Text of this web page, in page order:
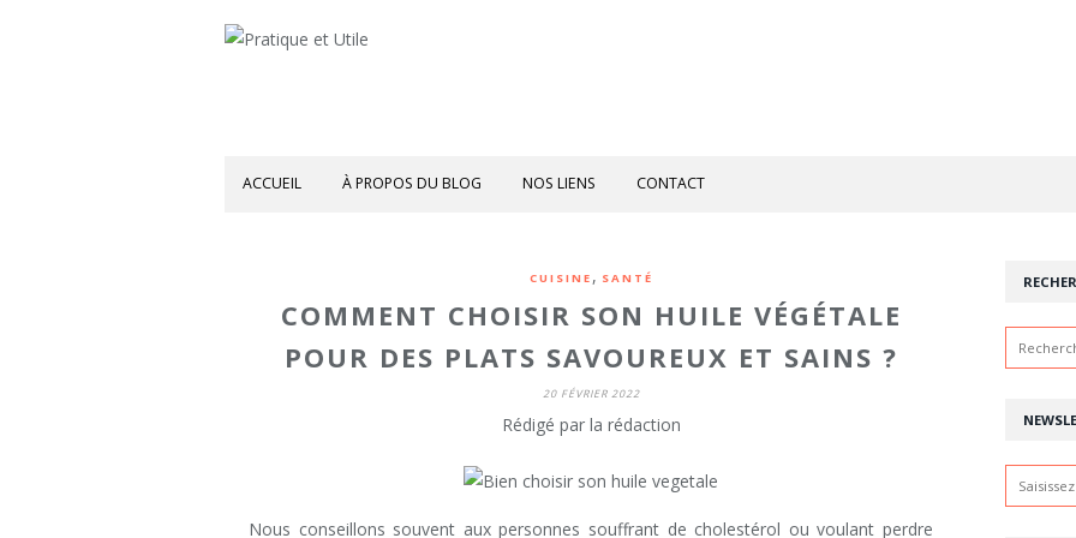
ACCUEIL À PROPOS DU BLOG NOS LIENS CONTACT
CUISINE , SANTÉ
COMMENT CHOISIR SON HUILE VÉGÉTALE
POUR DES PLATS SAVOUREUX ET SAINS ?
20 FÉVRIER 2022
Rédigé par la rédaction
Nous conseillons souvent aux personnes souffrant de cholestérol ou voulant perdre